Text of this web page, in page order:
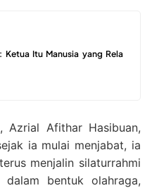
Ketua Itu Manusia yang Rela
Azrial Afithar Hasibuan,
ia mulai menjabat, ia
menjalin silaturrahmi
bentuk olahraga,